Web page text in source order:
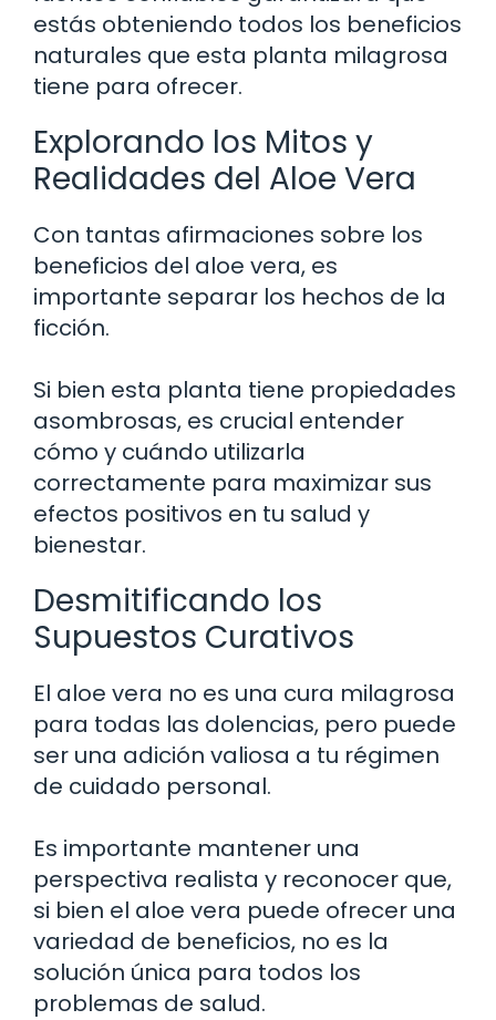
estás obteniendo todos los beneficios
naturales que esta planta milagrosa
tiene para ofrecer.
Explorando los Mitos y
Realidades del Aloe Vera
Con tantas afirmaciones sobre los
beneficios del aloe vera, es
importante separar los hechos de la
ficción.
Si bien esta planta tiene propiedades
asombrosas, es crucial entender
cómo y cuándo utilizarla
correctamente para maximizar sus
efectos positivos en tu salud y
bienestar.
Desmitificando los
Supuestos Curativos
El aloe vera no es una cura milagrosa
para todas las dolencias, pero puede
ser una adición valiosa a tu régimen
de cuidado personal.
Es importante mantener una
perspectiva realista y reconocer que,
si bien el aloe vera puede ofrecer una
variedad de beneficios, no es la
solución única para todos los
problemas de salud.